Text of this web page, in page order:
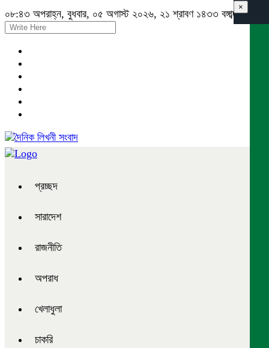
০৮:৪৩ অপরাহ্ন, বুধবার, ০৫ অগাস্ট ২০২৬, ২১ শ্রাবণ ১৪৩৩ বঙ্গাব্দ
প্রচ্ছদ
সারাদেশ
রাজনীতি
অপরাধ
খেলাধুলা
চাকরি
×